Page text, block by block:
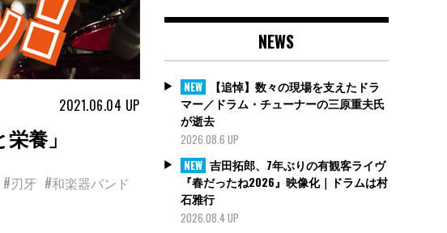
2021.06.04 UP
養」
#刃牙 #和楽器バンド
NEWS
NEW
【追悼】数々の現場を支えたドラ
マー／ドラム・チューナーの三原重夫氏
が逝去
2026.08.6 UP
NEW 吉田拓郎、7年ぶりの有観客ライヴ
『春だったね2026』映像化｜ドラムは村
石雅行
2026.08.4 UP